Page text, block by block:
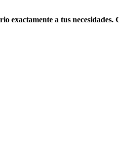
a tus necesidades.